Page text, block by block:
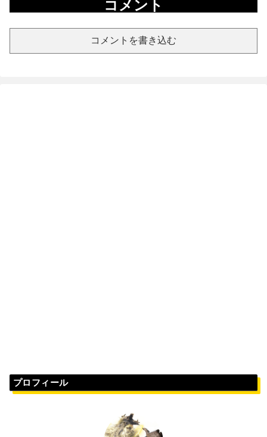
コメント
コメントを書き込む
プロフィール